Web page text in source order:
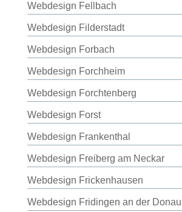
Webdesign Fellbach
Webdesign Filderstadt
Webdesign Forbach
Webdesign Forchheim
Webdesign Forchtenberg
Webdesign Forst
Webdesign Frankenthal
Webdesign Freiberg am Neckar
Webdesign Frickenhausen
Webdesign Fridingen an der Donau